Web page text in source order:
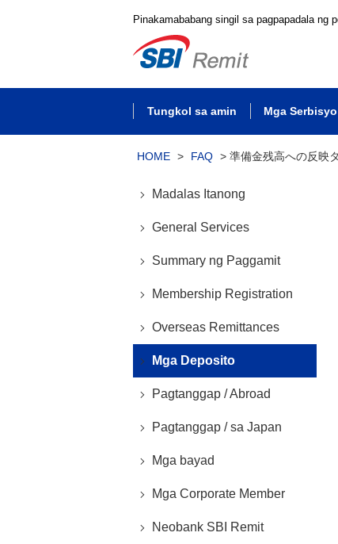
Pinakamababang singil sa pagpapadala ng
Tungkol sa amin Mga Serbisyo
HOME > FAQ > 準備金残高への反映
Madalas Itanong
General Services
Summary ng Paggamit
Membership Registration
Overseas Remittances
Mga Deposito
Pagtanggap / Abroad
Pagtanggap / sa Japan
Mga bayad
Mga Corporate Member
Neobank SBI Remit